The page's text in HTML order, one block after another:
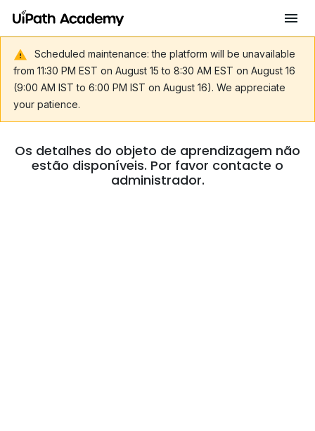
Scheduled maintenance: the platform will be unavailable
from 11:30 PM EST on August 15 to 8:30 AM EST on August 16
(9:00 AM IST to 6:00 PM IST on August 16). We appreciate
your patience.
Os detalhes do objeto de aprendizagem não
estão disponíveis. Por favor contacte o
administrador.